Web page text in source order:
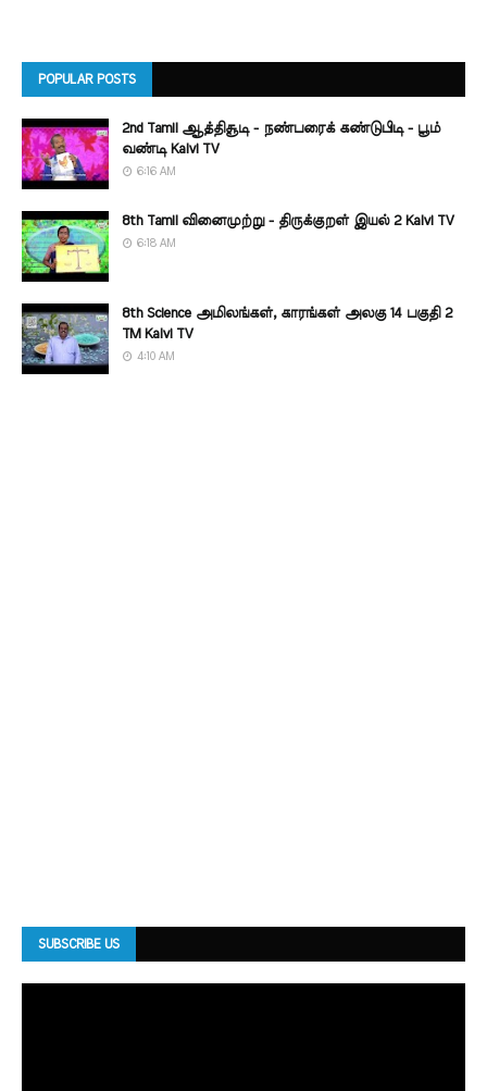
POPULAR POSTS
2nd Tamil ஆத்திசூடி - நண்பரைக் கண்டுபிடி - பூம்
வண்டி Kalvi TV
6:16 AM
8th Tamil வினைமுற்று - திருக்குறள் இயல் 2 Kalvi TV
6:18 AM
8th Science அமிலங்கள், காரங்கள் அலகு 14 பகுதி 2
TM Kalvi TV
4:10 AM
SUBSCRIBE US